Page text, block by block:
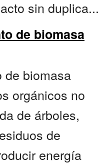
sin duplica...
de biomasa
de biomasa
orgánicos no
de árboles,
de
energía